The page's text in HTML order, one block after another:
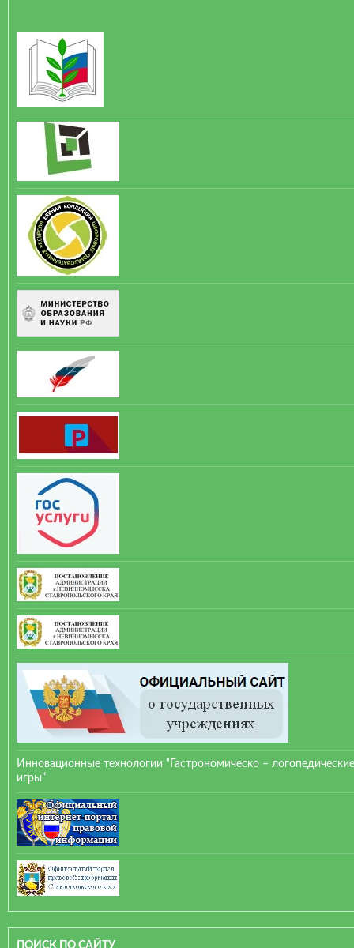
Инновационные технологии “Гастрономическо – логопедические
игры”